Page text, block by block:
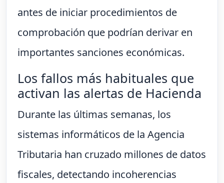
antes de iniciar procedimientos de
comprobación que podrían derivar en
importantes sanciones económicas.
Los fallos más habituales que
activan las alertas de Hacienda
Durante las últimas semanas, los
sistemas informáticos de la Agencia
Tributaria han cruzado millones de datos
fiscales, detectando incoherencias